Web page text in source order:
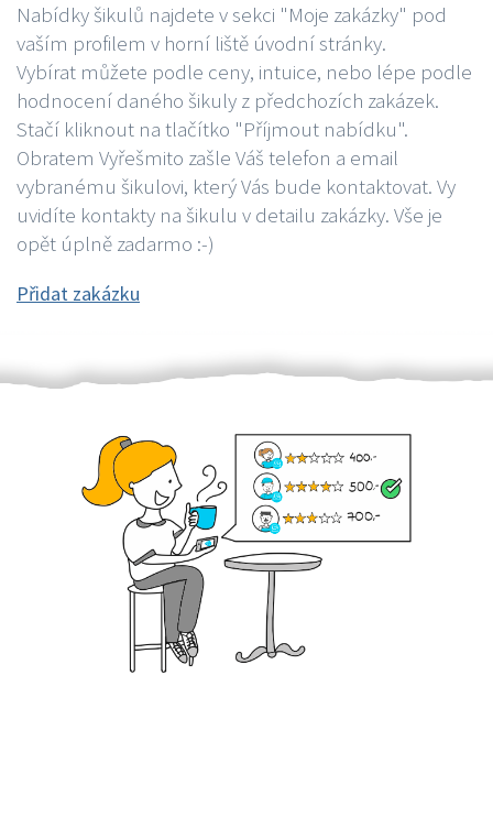
Nabídky šikulů najdete v sekci "Moje zakázky" pod
vaším profilem v horní liště úvodní stránky.
Vybírat můžete podle ceny, intuice, nebo lépe podle
hodnocení daného šikuly z předchozích zakázek.
Stačí kliknout na tlačítko "Příjmout nabídku".
Obratem Vyřešmito zašle Váš telefon a email
vybranému šikulovi, který Vás bude kontaktovat. Vy
uvidíte kontakty na šikulu v detailu zakázky. Vše je
opět úplně zadarmo :-)
Přidat zakázku